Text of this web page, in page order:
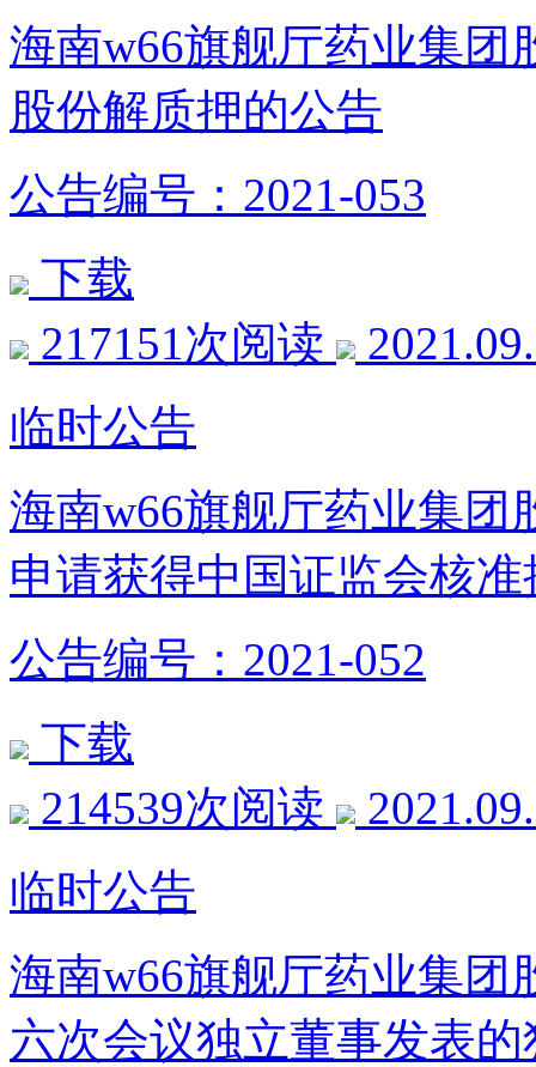
海南w66旗舰厅药业集团
股份解质押的公告
公告编号：2021-053
下载
217151次阅读
临时公告
海南w66旗舰厅药业集团
申请获得中国证监会核
公告编号：2021-052
下载
214539次阅读
临时公告
海南w66旗舰厅药业集团
六次会议独立董事发表